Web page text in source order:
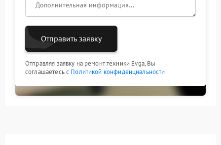
Отправить заявку
Отправляя заявку на ремонт техники Evga, Вы
соглашаетесь с Политикой конфиденциальности